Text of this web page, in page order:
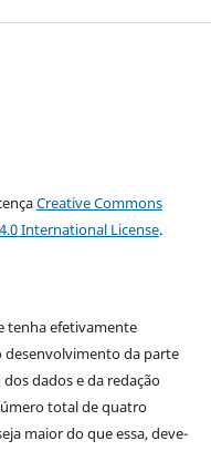
Creative Commons
International License.
tenha efetivamente
desenvolvimento da parte
dados e da redação
total de quatro
maior do que essa, deve-